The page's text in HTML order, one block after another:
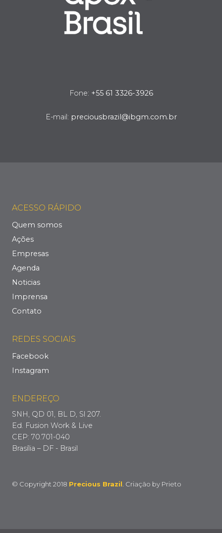
Fone: +55 61 3326-3926
E-mail: preciousbrazil@ibgm.com.br
ACESSO RÁPIDO
Quem somos
Ações
Empresas
Agenda
Noticias
Imprensa
Contato
REDES SOCIAIS
Facebook
Instagram
ENDEREÇO
SNH, QD 01, BL D, Sl 207.
Ed. Fusion Work & Live
CEP: 70.701-040
Brasília – DF - Brasil
© Copyright 2018 Precious Brazil. Criação by Prieto